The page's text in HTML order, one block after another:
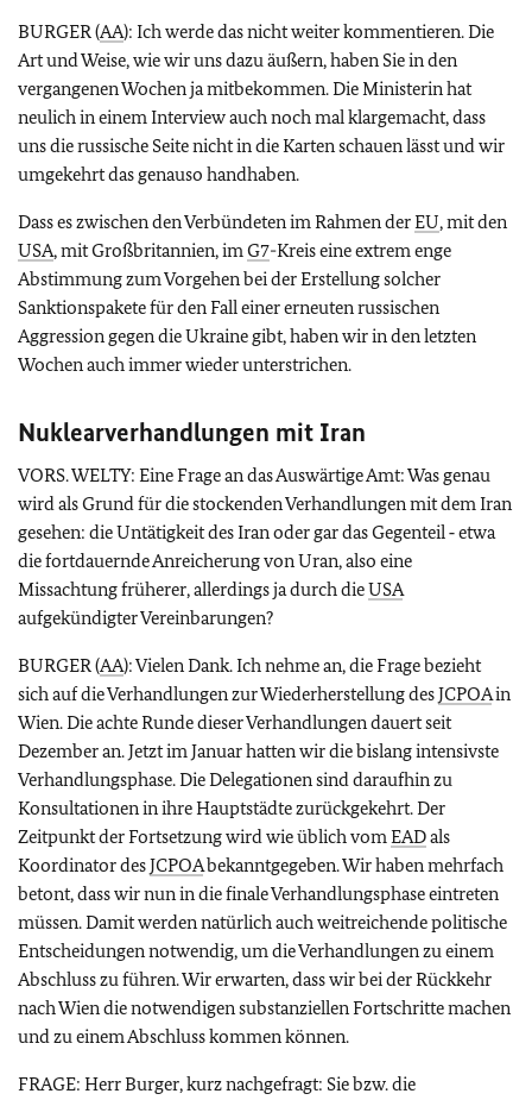
BURGER (AA): Ich werde das nicht weiter kommentieren. Die
Art und Weise, wie wir uns dazu äußern, haben Sie in den
vergangenen Wochen ja mitbekommen. Die Ministerin hat
neulich in einem Interview auch noch mal klargemacht, dass
uns die russische Seite nicht in die Karten schauen lässt und wir
umgekehrt das genauso handhaben.
Dass es zwischen den Verbündeten im Rahmen derEU, mit den
USA, mit Großbritannien, imG7-Kreis eine extrem enge
Abstimmung zum Vorgehen bei der Erstellung solcher
Sanktionspakete für den Fall einer erneuten russischen
Aggression gegen die Ukraine gibt, haben wir in den letzten
Wochen auch immer wieder unterstrichen.
Nuklearverhandlungen mit Iran
VORS. WELTY: Eine Frage an das Auswärtige Amt: Was genau
wird als Grund für die stockenden Verhandlungen mit dem Iran
gesehen: die Untätigkeit des Iran oder gar das Gegenteil ‑ etwa
die fortdauernde Anreicherung von Uran, also eine
Missachtung früherer, allerdings ja durch dieUSA
aufgekündigter Vereinbarungen?
BURGER (AA): Vielen Dank. Ich nehme an, die Frage bezieht
sich auf die Verhandlungen zur Wiederherstellung desJCPOAin
Wien. Die achte Runde dieser Verhandlungen dauert seit
Dezember an. Jetzt im Januar hatten wir die bislang intensivste
Verhandlungsphase. Die Delegationen sind daraufhin zu
Konsultationen in ihre Hauptstädte zurückgekehrt. Der
Zeitpunkt der Fortsetzung wird wie üblich vomEADals
Koordinator desJCPOAbekanntgegeben. Wir haben mehrfach
betont, dass wir nun in die finale Verhandlungsphase eintreten
müssen. Damit werden natürlich auch weitreichende politische
Entscheidungen notwendig, um die Verhandlungen zu einem
Abschluss zu führen. Wir erwarten, dass wir bei der Rückkehr
nach Wien die notwendigen substanziellen Fortschritte machen
und zu einem Abschluss kommen können.
FRAGE: Herr Burger, kurz nachgefragt: Sie bzw. die